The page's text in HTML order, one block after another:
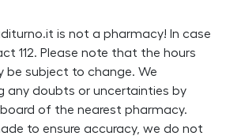
is not a pharmacy! In case
112. Please note that the hours
be subject to change. We
any doubts or uncertainties by
of the nearest pharmacy.
to ensure accuracy, we do not